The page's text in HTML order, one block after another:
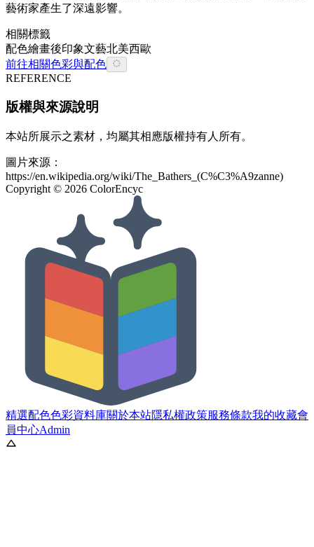
藝術家產生了深遠影響。
相關標籤
配色繪畫後印象文藝北美西歐
前往相關色彩與配色
REFERENCE
版權與來源說明
本站所展示之素材，均屬其相應版權持有人所有。
圖片來源：
https://en.wikipedia.org/wiki/The_Bathers_(C%C3%A9zanne)
Copyright © 2026 ColorEncyc
精選配色色彩資料庫關於本站隱私權政策服務條款我的收藏會
員中心Admin